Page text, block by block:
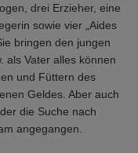
drei Erzieher, eine
sowie vier „Aides
bringen den jungen
als Vater alles können
und Füttern des
Geldes. Aber auch
die Suche nach
angegangen.